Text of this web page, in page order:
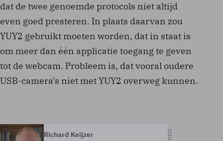
dat de twee genoemde protocols niet altijd
even goed presteren. In plaats daarvan zou
YUY2 gebruikt moeten worden, dat in staat is
om meer dan één applicatie toegang te geven
tot de webcam. Probleem is, dat vooral oudere
USB-camera's niet met YUY2 overweg kunnen.
Richard Keijzer